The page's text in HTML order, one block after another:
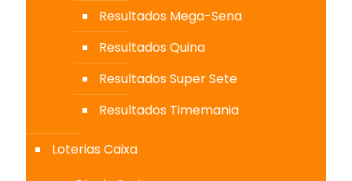
Resultados Mega-Sena
Resultados Quina
Resultados Super Sete
Resultados Timemania
Loterias Caixa